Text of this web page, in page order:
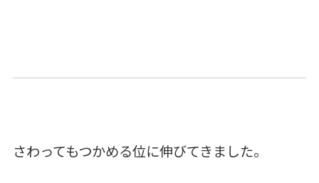
さわってもつかめる位に伸びてきました。